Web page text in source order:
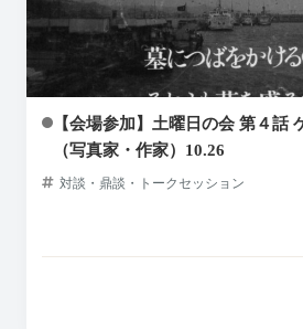
【会場参加】土曜日の会 第４話
（写真家・作家）10.26
対談・鼎談・トークセッション